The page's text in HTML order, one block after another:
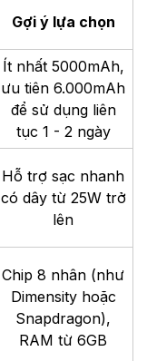
Gợi ý lựa chọn
Ít nhất 5000mAh,
ưu tiên 6.000mAh
để sử dụng liên
tục 1 - 2 ngày
Hỗ trợ sạc nhanh
có dây từ 25W trở
lên
Chip 8 nhân (như
Dimensity hoặc
Snapdragon),
RAM từ 6GB